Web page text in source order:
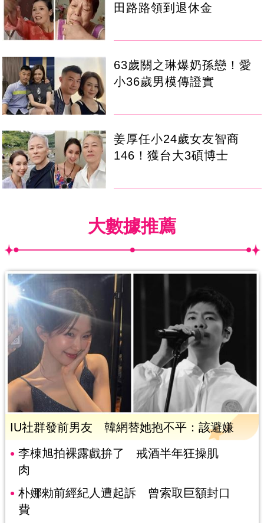
田路路領到退休金
63歲關之琳爆奶孫戀！愛
小36歲男模傳證實
姜厚任小24歲女友智商
146！獲台大3碩博士
大數據推薦
IU社群發前男友 韓網替她抱不平：該避嫌
李棟旭拍裸露戲拚了 戒酒半年狂操肌
肉
朴娜勑前經紀人遭起訴 曾索取巨額封口
費